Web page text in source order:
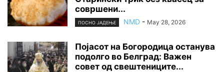
совршени...
ПОСНО ЈАДЕЊЕ NMD - May 28, 2026
Појасот на Богородица останува
подолго во Белград: Важен
совет од свештениците...